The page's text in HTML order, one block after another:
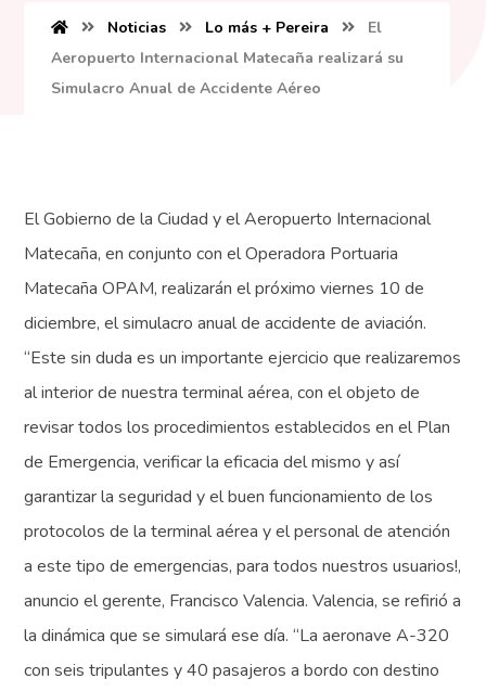
Noticias Lo más + Pereira
El
Aeropuerto Internacional Matecaña realizará su
Simulacro Anual de Accidente Aéreo
El Gobierno de la Ciudad y el Aeropuerto Internacional
Matecaña, en conjunto con el Operadora Portuaria
Matecaña OPAM, realizarán el próximo viernes 10 de
diciembre, el simulacro anual de accidente de aviación.
“Este sin duda es un importante ejercicio que realizaremos
al interior de nuestra terminal aérea, con el objeto de
revisar todos los procedimientos establecidos en el Plan
de Emergencia, verificar la eficacia del mismo y así
garantizar la seguridad y el buen funcionamiento de los
protocolos de la terminal aérea y el personal de atención
a este tipo de emergencias, para todos nuestros usuarios!,
anuncio el gerente, Francisco Valencia. Valencia, se refirió a
la dinámica que se simulará ese día. “La aeronave A-320
con seis tripulantes y 40 pasajeros a bordo con destino